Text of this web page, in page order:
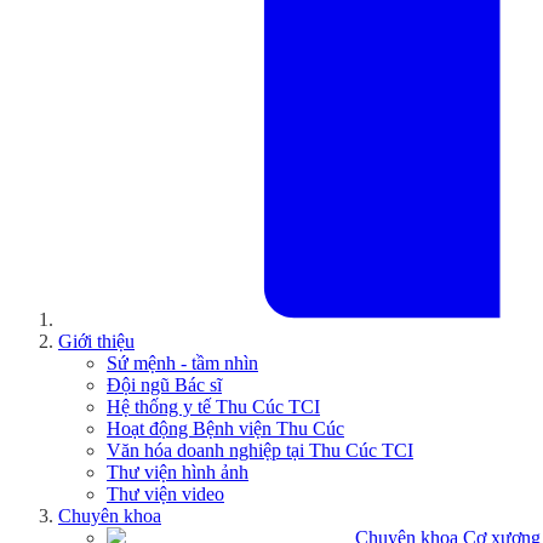
Giới thiệu
Sứ mệnh - tầm nhìn
Đội ngũ Bác sĩ
Hệ thống y tế Thu Cúc TCI
Hoạt động Bệnh viện Thu Cúc
Văn hóa doanh nghiệp tại Thu Cúc TCI
Thư viện hình ảnh
Thư viện video
Chuyên khoa
Chuyên khoa Cơ